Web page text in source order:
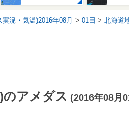
況・気温)2016年08月 01日 北海道
のアメダス (2016年08月